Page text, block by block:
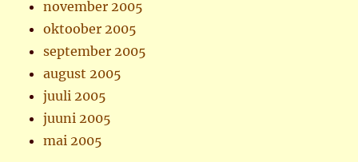
november 2005
oktoober 2005
september 2005
august 2005
juuli 2005
juuni 2005
mai 2005